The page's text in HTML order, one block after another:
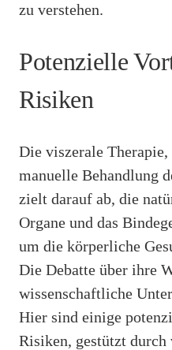
zu verstehen.
Potenzielle
Risiken
Die viszerale
manuelle Behandlung
zielt darauf ab, die
Organe und das
um die körperliche
Die Debatte über ihre
wissenschaftliche
Hier sind einige
Risiken, gestützt durch